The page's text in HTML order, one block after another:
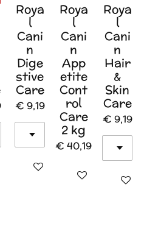
Roya
l
Cani
n
Dige
stive
Care
€ 9,19
In winkelwagen
Roya
l
Cani
n
App
etite
Cont
rol
Care
2 kg
€ 40,19
In winkelwagen
Roya
l
Cani
n
Hair
&
Skin
Care
€ 9,19
In